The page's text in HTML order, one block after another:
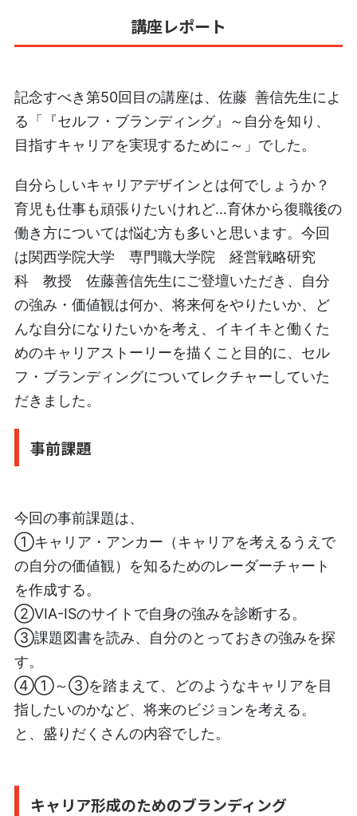
講座レポート
記念すべき第50回目の講座は、佐藤 善信先生によ
る「『セルフ・ブランディング』～自分を知り、
目指すキャリアを実現するために～」でした。
自分らしいキャリアデザインとは何でしょうか？
育児も仕事も頑張りたいけれど…育休から復職後の
働き方については悩む方も多いと思います。今回
は関西学院大学 専門職大学院 経営戦略研究
科 教授 佐藤善信先生にご登壇いただき、自分
の強み・価値観は何か、将来何をやりたいか、ど
んな自分になりたいかを考え、イキイキと働くた
めのキャリアストーリーを描くこと目的に、セル
フ・ブランディングについてレクチャーしていた
だきました。
事前課題
今回の事前課題は、
①キャリア・アンカー（キャリアを考えるうえで
の自分の価値観）を知るためのレーダーチャート
を作成する。
②VIA-ISのサイトで自身の強みを診断する。
③課題図書を読み、自分のとっておきの強みを探
す。
④①～③を踏まえて、どのようなキャリアを目
指したいのかなど、将来のビジョンを考える。
と、盛りだくさんの内容でした。
キャリア形成のためのブランディング